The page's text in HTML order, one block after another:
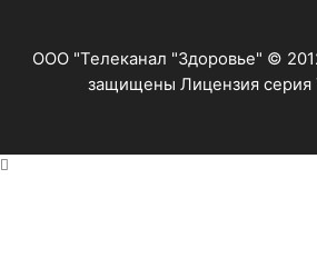
ООО "Телеканал "Здоровье" ©
защищены Лицензия